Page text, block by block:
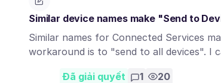
Similar device names make "Send to
Similar names for Connected Services
workaround is to "send to all devices". I
Đã giải quyết 1 20